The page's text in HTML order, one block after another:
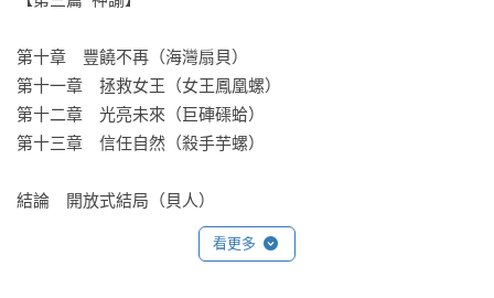
及貝殼以多種出乎意料的方式活在人類文化的核心之處，這兩
點都令我著迷。對地球豐富生命感興趣的讀者，絕不可錯過此
書。」
——大衛．喬治．哈思克（David George Haskell），《森林祕
「一本期待已久的書籍。本書適時而開放，迴盪著海貝世界的
奇妙之聲。她敦促我們以前所未有的方式貼耳傾聽，因為在這
第十章　豐饒不再（海灣扇貝）
第十一章　拯救女王（女王鳳凰螺）
第十二章　光亮未來（巨硨磲蛤）
第十三章　信任自然（殺手芋螺）
結論　開放式結局（貝人）
看更多